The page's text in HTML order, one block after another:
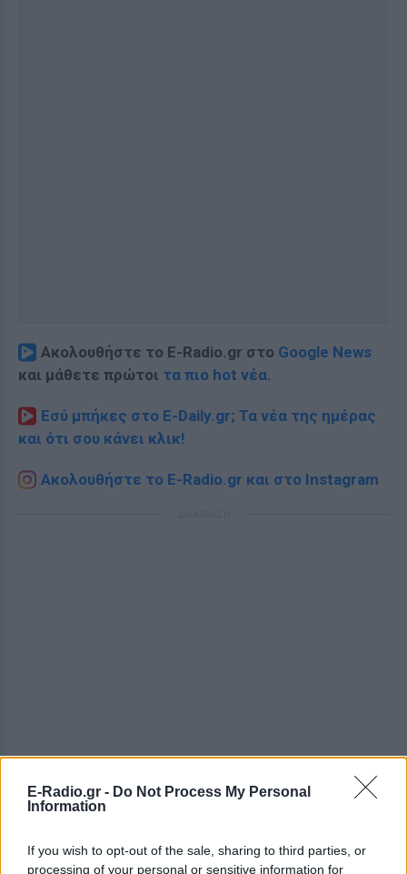
E-Radio.gr - Do Not Process My Personal
Information
If you wish to opt-out of the sale, sharing to third parties, or
processing of your personal or sensitive information for
Ακολουθήστε το E-Radio.gr στο Google News
και μάθετε πρώτοι τα πιο hot νέα.
Εσύ μπήκες στο E-Daily.gr; Τα νέα της ημέρας
και ότι σου κάνει κλικ!
Ακολουθήστε το E-Radio.gr και στο Instagram